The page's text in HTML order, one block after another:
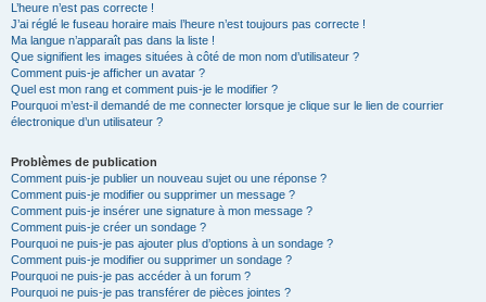
L’heure n’est pas correcte !
J’ai réglé le fuseau horaire mais l’heure n’est toujours pas correcte !
Ma langue n’apparaît pas dans la liste !
Que signifient les images situées à côté de mon nom d’utilisateur ?
Comment puis-je afficher un avatar ?
Quel est mon rang et comment puis-je le modifier ?
Pourquoi m’est-il demandé de me connecter lorsque je clique sur le lien de courrier
électronique d’un utilisateur ?
Problèmes de publication
Comment puis-je publier un nouveau sujet ou une réponse ?
Comment puis-je modifier ou supprimer un message ?
Comment puis-je insérer une signature à mon message ?
Comment puis-je créer un sondage ?
Pourquoi ne puis-je pas ajouter plus d’options à un sondage ?
Comment puis-je modifier ou supprimer un sondage ?
Pourquoi ne puis-je pas accéder à un forum ?
Pourquoi ne puis-je pas transférer de pièces jointes ?